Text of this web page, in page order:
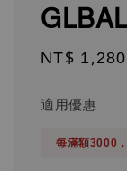
Regular
NT$ 1,280
適用優惠
每滿額3000